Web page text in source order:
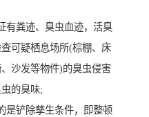
有粪迹、臭虫血迹，活臭
可疑栖息场所(棕棚、床
沙发等物件)的臭虫侵害
的臭味;
是铲除孳生条件，即整顿